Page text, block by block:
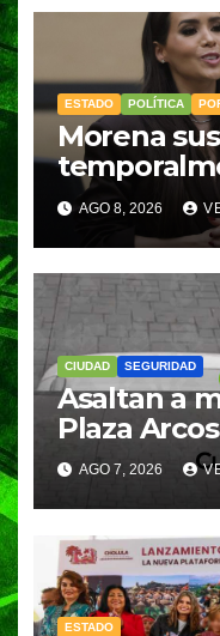
ESTADO POLÍTICA
Morena
partidarios
y Graciela
AGO 8, 2026
CIUDAD SEGURIDAD
Asaltan a
Plaza
de
huyeron en
AGO 7, 2026
ESTADO